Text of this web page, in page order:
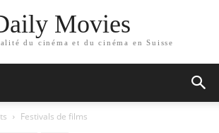
Movies
du cinéma et du cinéma en Suisse
Festivals de films